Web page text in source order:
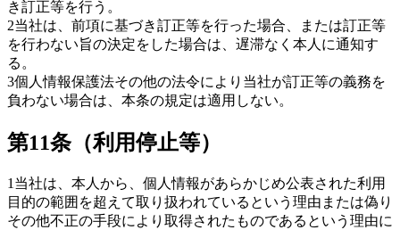
き訂正等を行う。
2当社は、前項に基づき訂正等を行った場合、または訂正等
を行わない旨の決定をした場合は、遅滞なく本人に通知す
る。
3個人情報保護法その他の法令により当社が訂正等の義務を
負わない場合は、本条の規定は適用しない。
第11条（利用停止等）
1 当社は、本人から、個人情報があらかじめ公表された利用
目的の範囲を超えて取り扱われているという理由または偽り
その他不正の手段により取得されたものであるという理由に